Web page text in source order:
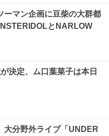
ーマン企画に豆柴の大群都
とNARLOW
決定、ム口葉菜子は本日
大分野外ライブ「UNDER